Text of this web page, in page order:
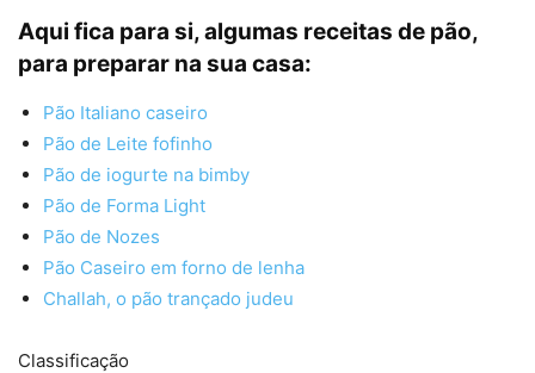
Aqui fica para si, algumas receitas de pão,
para preparar na sua casa:
Pão Italiano caseiro
Pão de Leite fofinho
Pão de iogurte na bimby
Pão de Forma Light
Pão de Nozes
Pão Caseiro em forno de lenha
Challah, o pão trançado judeu
Classificação